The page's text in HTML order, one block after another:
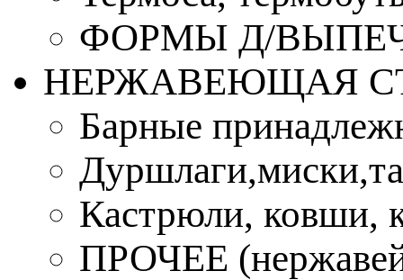
ФОРМЫ Д/
НЕРЖАВЕЮЩАЯ
Барные
Кастрюли, ковши,
ПРОЧЕЕ